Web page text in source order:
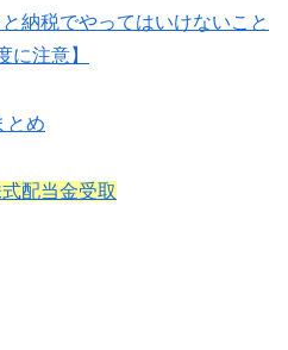
納税でやってはいけないこと
に注意】
とめ
配当金受取